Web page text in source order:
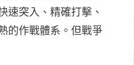
速突入、精確打擊、
的作戰體系。但戰爭